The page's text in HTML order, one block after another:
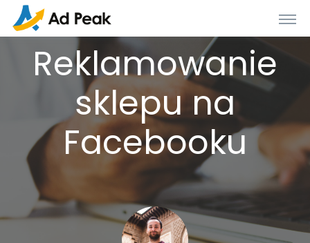
Reklamowanie
sklepu na
Facebooku